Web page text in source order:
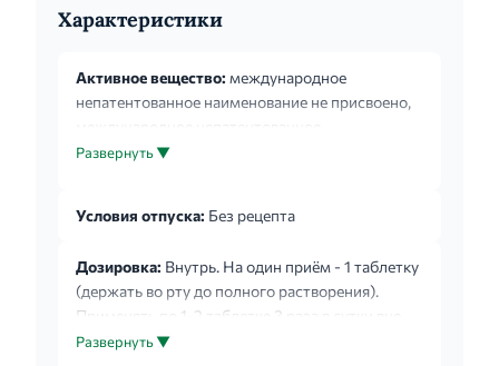
Характеристики
Активное вещество: международное
непатентованное наименование не присвоено,
наименование не присвоено, международное
Развернуть ▼
Условия отпуска: Без рецепта
Дозировка: Внутрь. На один приём - 1 таблетку
(держать во рту до полного растворения).
Применять по 1-2 таблетке 3 раза в сутки вне
приёма пищи. В зависимости от тяжести
Развернуть ▼